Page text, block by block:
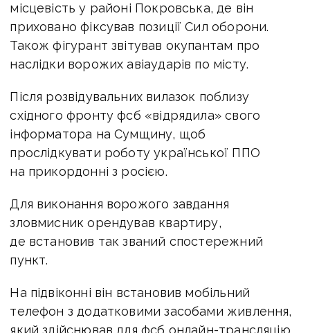
місцевість у районі Покровська, де він
приховано фіксував позиції Сил оборони.
Також фігурант звітував окупантам про
наслідки ворожих авіаударів по місту.
Після розвідувальних вилазок поблизу
східного фронту фсб «відрядила» свого
інформатора на Сумщину, щоб
прослідкувати роботу української ППО
на прикордонні з росією.
Для виконання ворожого завдання
зловмисник орендував квартиру,
де встановив так званий спостережний
пункт.
На підвіконні він встановив мобільний
телефон з додатковими засобами живлення,